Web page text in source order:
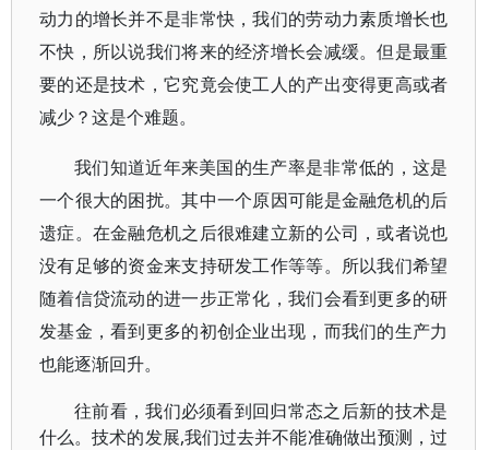
动力的增长并不是非常快，我们的劳动力素质增长也
不快，所以说我们将来的经济增长会减缓。但是最重
要的还是技术，它究竟会使工人的产出变得更高或者
减少？这是个难题。
我们知道近年来美国的生产率是非常低的，这是
一个很大的困扰。其中一个原因可能是金融危机的后
遗症。在金融危机之后很难建立新的公司，或者说也
没有足够的资金来支持研发工作等等。所以我们希望
随着信贷流动的进一步正常化，我们会看到更多的研
发基金，看到更多的初创企业出现，而我们的生产力
也能逐渐回升。
往前看，我们必须看到回归常态之后新的技术是
什么。技术的发展,我们过去并不能准确做出预测，过